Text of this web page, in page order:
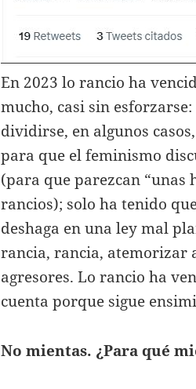
En 2023 lo rancio ha
mucho, casi sin
dividirse, en algunos
para que el feminismo
(para que parezcan “unas
rancios); solo ha tenido
deshaga en una ley mal
rancia, rancia, atemorizar
agresores. Lo rancio ha
cuenta porque sigue
No mientas. ¿Para qué